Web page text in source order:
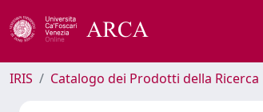
IRIS Catalogo dei Prodotti della Ricerca